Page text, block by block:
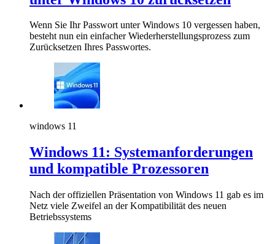
Wenn Sie Ihr Passwort unter Windows 10 vergessen haben,
besteht nun ein einfacher Wiederherstellungsprozess zum
Zurücksetzen Ihres Passwortes.
windows 11
Windows 11: Systemanforderungen
und kompatible Prozessoren
Nach der offiziellen Präsentation von Windows 11 gab es im
Netz viele Zweifel an der Kompatibilität des neuen
Betriebssystems